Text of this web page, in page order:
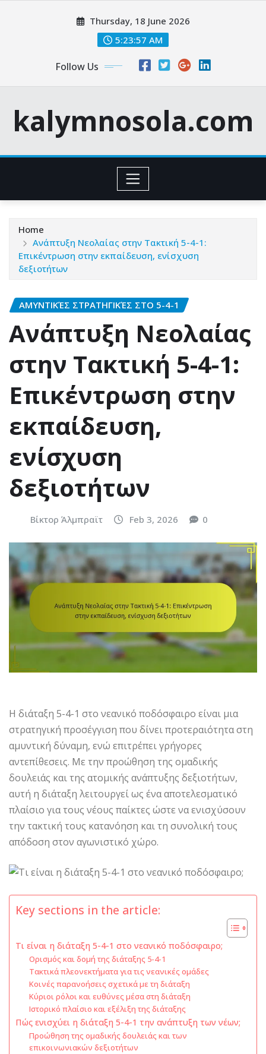
Thursday, 18 June 2026
5:23:58 AM
Follow Us
kalymnosola.com
Home
Ανάπτυξη Νεολαίας στην Τακτική 5-4-1:
Επικέντρωση στην εκπαίδευση, ενίσχυση
δεξιοτήτων
ΑΜΥΝΤΙΚΈΣ ΣΤΡΑΤΗΓΙΚΈΣ ΣΤΟ 5-4-1
Ανάπτυξη Νεολαίας
στην Τακτική 5-4-1:
Επικέντρωση στην
εκπαίδευση,
ενίσχυση
δεξιοτήτων
Βίκτορ Άλμπραϊτ Feb 3, 2026 0
Η διάταξη 5-4-1 στο νεανικό ποδόσφαιρο είναι μια
στρατηγική προσέγγιση που δίνει προτεραιότητα στη
αμυντική δύναμη, ενώ επιτρέπει γρήγορες
αντεπίθεσεις. Με την προώθηση της ομαδικής
δουλειάς και της ατομικής ανάπτυξης δεξιοτήτων,
αυτή η διάταξη λειτουργεί ως ένα αποτελεσματικό
πλαίσιο για τους νέους παίκτες ώστε να ενισχύσουν
την τακτική τους κατανόηση και τη συνολική τους
απόδοση στον αγωνιστικό χώρο.
Key sections in the article:
Τι είναι η διάταξη 5-4-1 στο νεανικό ποδόσφαιρο;
Ορισμός και δομή της διάταξης 5-4-1
Τακτικά πλεονεκτήματα για τις νεανικές ομάδες
Κοινές παρανοήσεις σχετικά με τη διάταξη
Κύριοι ρόλοι και ευθύνες μέσα στη διάταξη
Ιστορικό πλαίσιο και εξέλιξη της διάταξης
Πώς ενισχύει η διάταξη 5-4-1 την ανάπτυξη των νέων;
Προώθηση της ομαδικής δουλειάς και των
επικοινωνιακών δεξιοτήτων